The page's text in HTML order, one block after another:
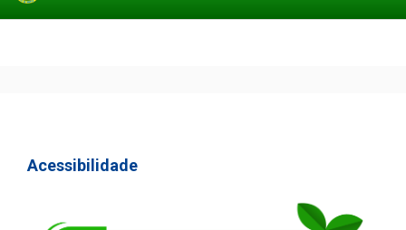
Acessibilidade